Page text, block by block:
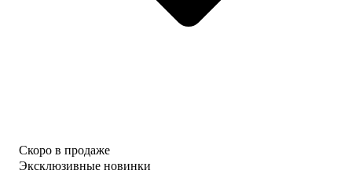
Скоро в продаже
Эксклюзивные новинки